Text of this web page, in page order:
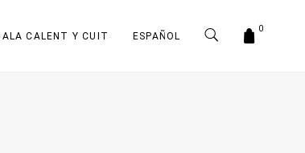
CALENT Y CUIT ESPAÑOL
0